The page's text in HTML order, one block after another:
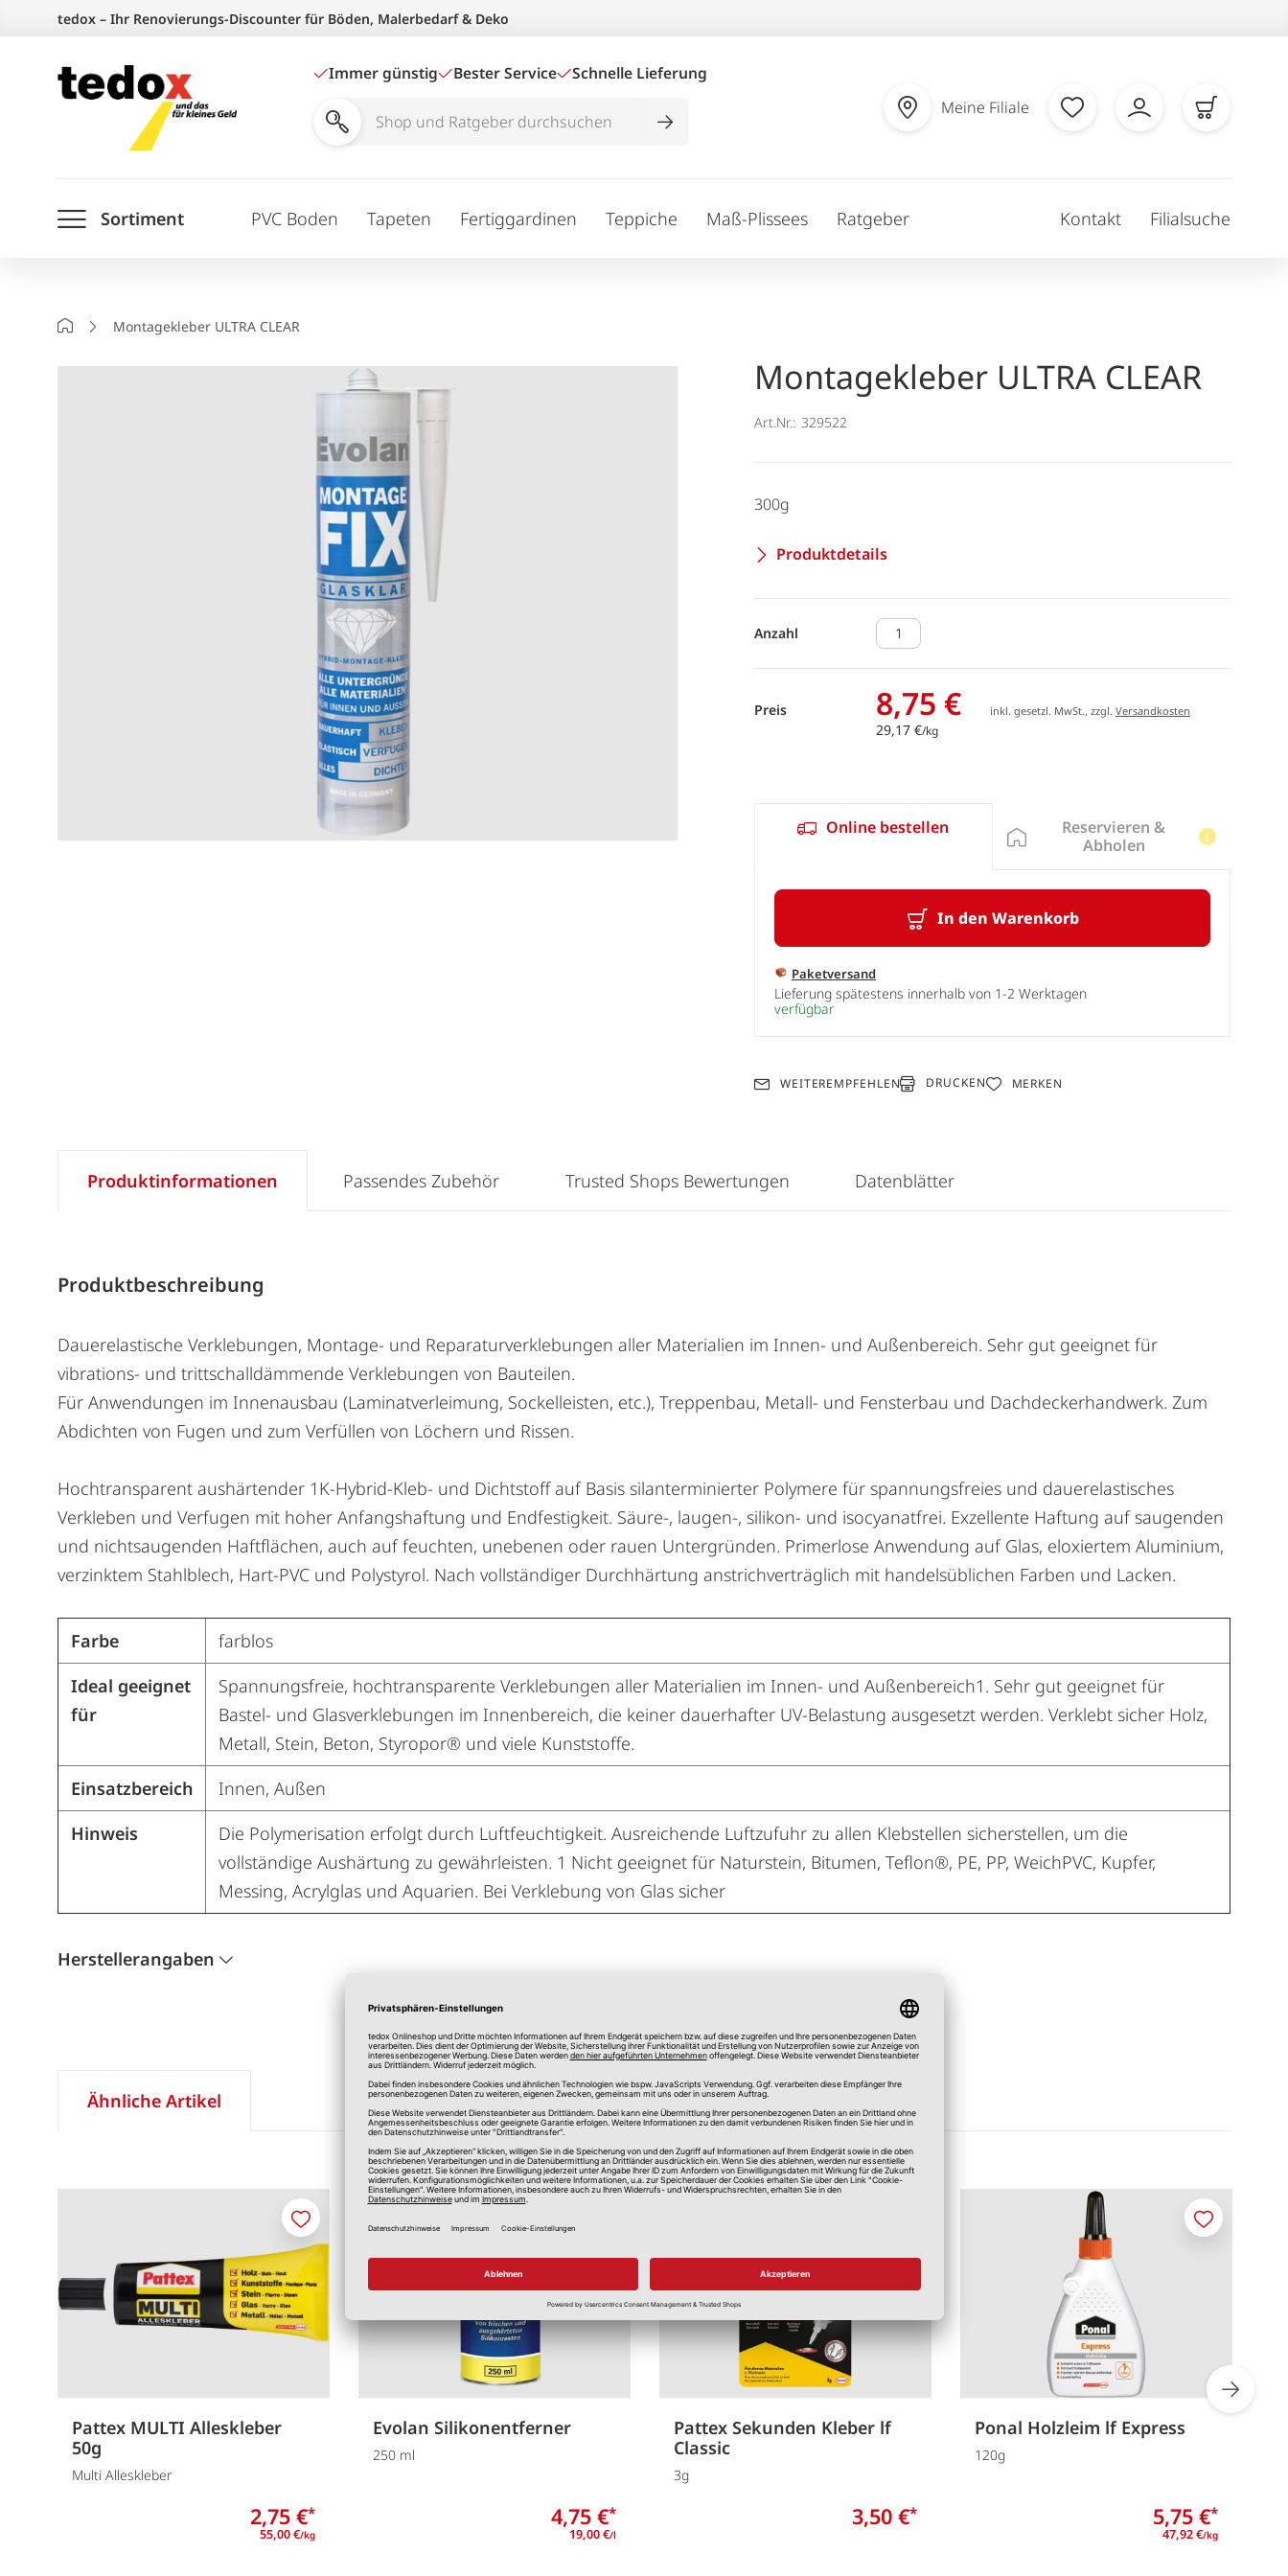
springen
tedox – Ihr Renovierungs-Discounter für Böden, Malerbedarf & Deko
Immer günstig Bester Service Schnelle Lieferung
Shop
durchsuchen
Meine Filiale
Sortiment PVC Boden Tapeten Fertiggardinen Teppiche Maß-Plissees Ratgeber Kontakt Filialsuche
StartseiteMontagekleber ULTRA CLEAR
Montagekleber ULTRA CLEAR
Art.Nr.: 329522
300g
Produktdetails
Anzahl
Preis 8,75 €
29,17 €/kg
inkl. gesetzl. MwSt., zzgl.Versandkosten
Online bestellen
In den Warenkorb
Paketversand
Lieferung spätestens innerhalb von 1-2 Werktagen
verfügbar
Reservieren &
Abholen
WEITEREMPFEHLEN DRUCKEN MERKEN
Produktinformationen
Produktbeschreibung
Dauerelastische Verklebungen, Montage- und Reparaturverklebungen aller Materialien im Innen- und Außenbereich. Sehr gut geeignet für
vibrations- und trittschalldämmende Verklebungen von Bauteilen.
Für Anwendungen im Innenausbau (Laminatverleimung, Sockelleisten, etc.), Treppenbau, Metall- und Fensterbau und Dachdeckerhandwerk. Zum
Abdichten von Fugen und zum Verfüllen von Löchern und Rissen.
Hochtransparent aushärtender 1K-Hybrid-Kleb- und Dichtstoff auf Basis silanterminierter Polymere für spannungsfreies und dauerelastisches
Verkleben und Verfugen mit hoher Anfangshaftung und Endfestigkeit. Säure-, laugen-, silikon- und isocyanatfrei. Exzellente Haftung auf saugenden
und nichtsaugenden Haftflächen, auch auf feuchten, unebenen oder rauen Untergründen. Primerlose Anwendung auf Glas, eloxiertem Aluminium,
verzinktem Stahlblech, Hart-PVC und Polystyrol. Nach vollständiger Durchhärtung anstrichverträglich mit handelsüblichen Farben und Lacken.
Farbe
farblos
Ideal geeignet
für
Spannungsfreie, hochtransparente Verklebungen aller Materialien im Innen- und Außenbereich1. Sehr gut geeignet für
Bastel- und Glasverklebungen im Innenbereich, die keiner dauerhafter UV-Belastung ausgesetzt werden. Verklebt sicher Holz,
Metall, Stein, Beton, Styropor® und viele Kunststoffe.
Einsatzbereich
Innen, Außen
Hinweis
Die Polymerisation erfolgt durch Luftfeuchtigkeit. Ausreichende Luftzufuhr zu allen Klebstellen sicherstellen, um die
vollständige Aushärtung zu gewährleisten. 1 Nicht geeignet für Naturstein, Bitumen, Teflon®, PE, PP, WeichPVC, Kupfer,
Messing, Acrylglas und Aquarien. Bei Verklebung von Glas sicher
Herstellerangaben
Passendes Zubehör Trusted Shops Bewertungen Datenblätter
Ähnliche Artikel
Pattex MULTI Alleskleber
50g
Multi Alleskleber
2,75 €*
55,00 €/kg
Merken
Evolan Silikonentferner
250 ml
4,75 €*
19,00 €/l
Pattex Sekunden Kleber lf
Classic
3g
3,50 €*
Ponal Holzleim lf Express
120g
5,75 €*
47,92 €/kg
Merken